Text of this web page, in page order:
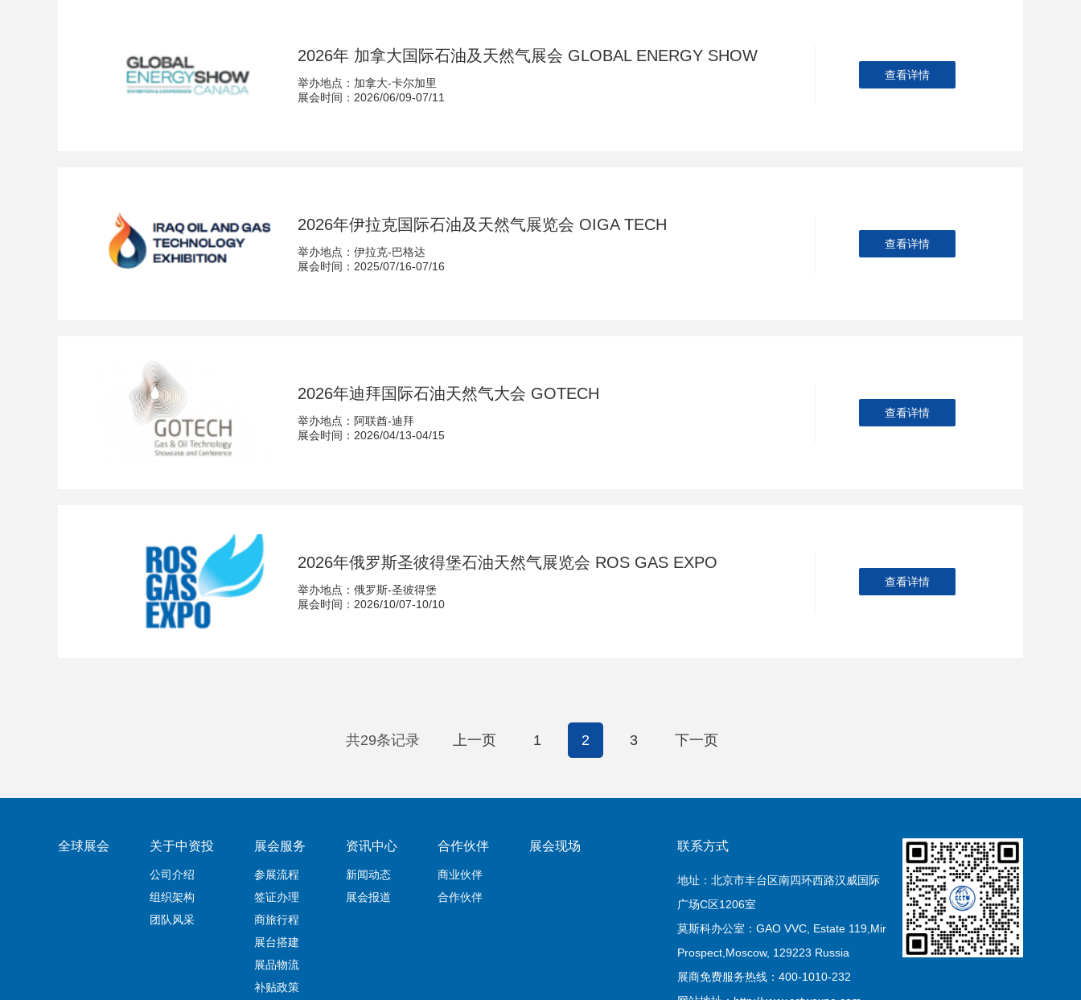
2026年 加拿大国际石油及天然气展会 GLOBAL ENERGY SHOW
举办地点：加拿大-卡尔加里
展会时间：2026/06/09-07/11
查看详情
2026年伊拉克国际石油及天然气展览会 OIGA TECH
举办地点：伊拉克-巴格达
展会时间：2025/07/16-07/16
查看详情
2026年迪拜国际石油天然气大会 GOTECH
举办地点：阿联酋-迪拜
展会时间：2026/04/13-04/15
查看详情
2026年俄罗斯圣彼得堡石油天然气展览会 ROS GAS EXPO
举办地点：俄罗斯-圣彼得堡
展会时间：2026/10/07-10/10
查看详情
共29条记录 上一页 1 2 3 下一页
全球展会 关于中资投
公司介绍
组织架构
团队风采
展会服务
参展流程
签证办理
商旅行程
展台搭建
展品物流
补贴政策
资讯中心
新闻动态
展会报道
合作伙伴
商业伙伴
合作伙伴
展会现场 联系方式
地址：北京市丰台区南四环西路汉威国际
广场C区1206室
莫斯科办公室：GAO VVC, Estate 119,Mir
Prospect,Moscow, 129223 Russia
展商免费服务热线：400-1010-232